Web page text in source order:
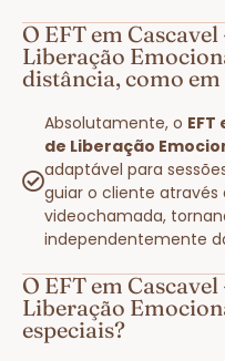
O EFT em
Liberação
distância, como em
Absolutamente, o
de Liberação
adaptável para
guiar o cliente
videochamada,
independentemente
O EFT em
Liberação
especiais?